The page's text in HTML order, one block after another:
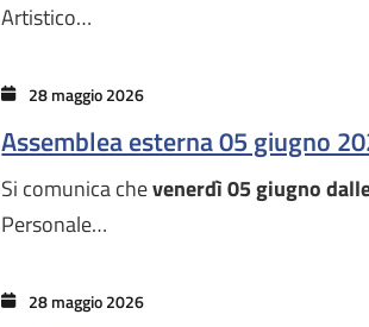
Artistico…
28 maggio 2026
Assemblea esterna 05 giugno
Si comunica chevenerdì 05 giugno
Personale…
28 maggio 2026